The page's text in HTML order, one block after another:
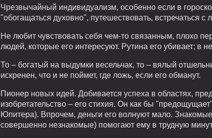
Чрезвычайный индивидуализм, особенно если в
"обогащаться духовно", путешествовать, встречаться
Не любит чувствовать себя чем-то связанным, плохо
людей, которые его интересуют. Рутина его убивает;
То – богатый на выдумки весельчак, то – вялый
искренен, что и не поймет, где ложь, если его обманут.
Пионер новых идей. Добивается успеха в областях,
изобретательство – его стихия. Он как бы
Юпитера). Впрочем, деньги его волнуют мало.
совершенно незнакомые) помогают ему в трудную